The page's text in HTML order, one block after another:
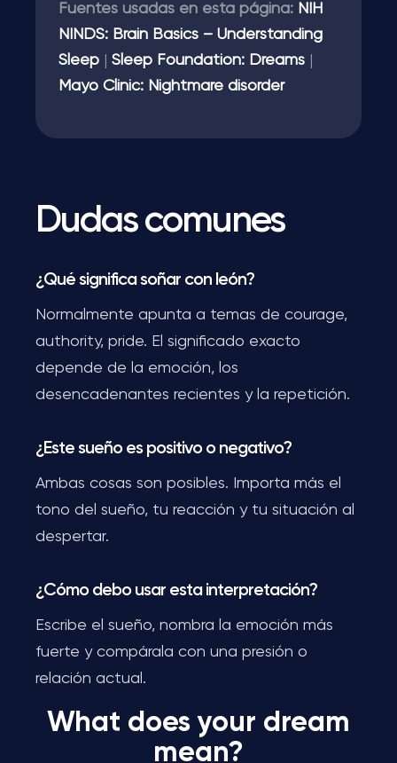
Fuentes usadas en esta página: NIH
NINDS: Brain Basics – Understanding
Sleep
Sleep Foundation: Dreams
Mayo Clinic: Nightmare disorder
Dudas comunes
¿Qué significa soñar con león?
Normalmente apunta a temas de courage,
authority, pride. El significado exacto
depende de la emoción, los
desencadenantes recientes y la repetición.
¿Este sueño es positivo o negativo?
Ambas cosas son posibles. Importa más el
tono del sueño, tu reacción y tu situación al
despertar.
¿Cómo debo usar esta interpretación?
Escribe el sueño, nombra la emoción más
fuerte y compárala con una presión o
relación actual.
What does your dream
mean?